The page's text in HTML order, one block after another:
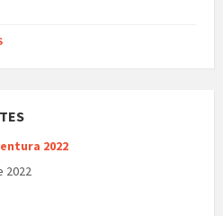
2022
2022